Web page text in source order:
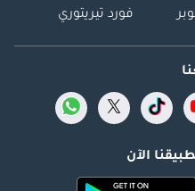
فورد تيريتوري
الآن